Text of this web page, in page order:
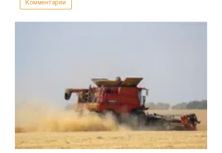
Комментарии